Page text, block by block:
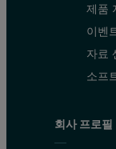
제품
이벤
자료
소프
회사 프로필